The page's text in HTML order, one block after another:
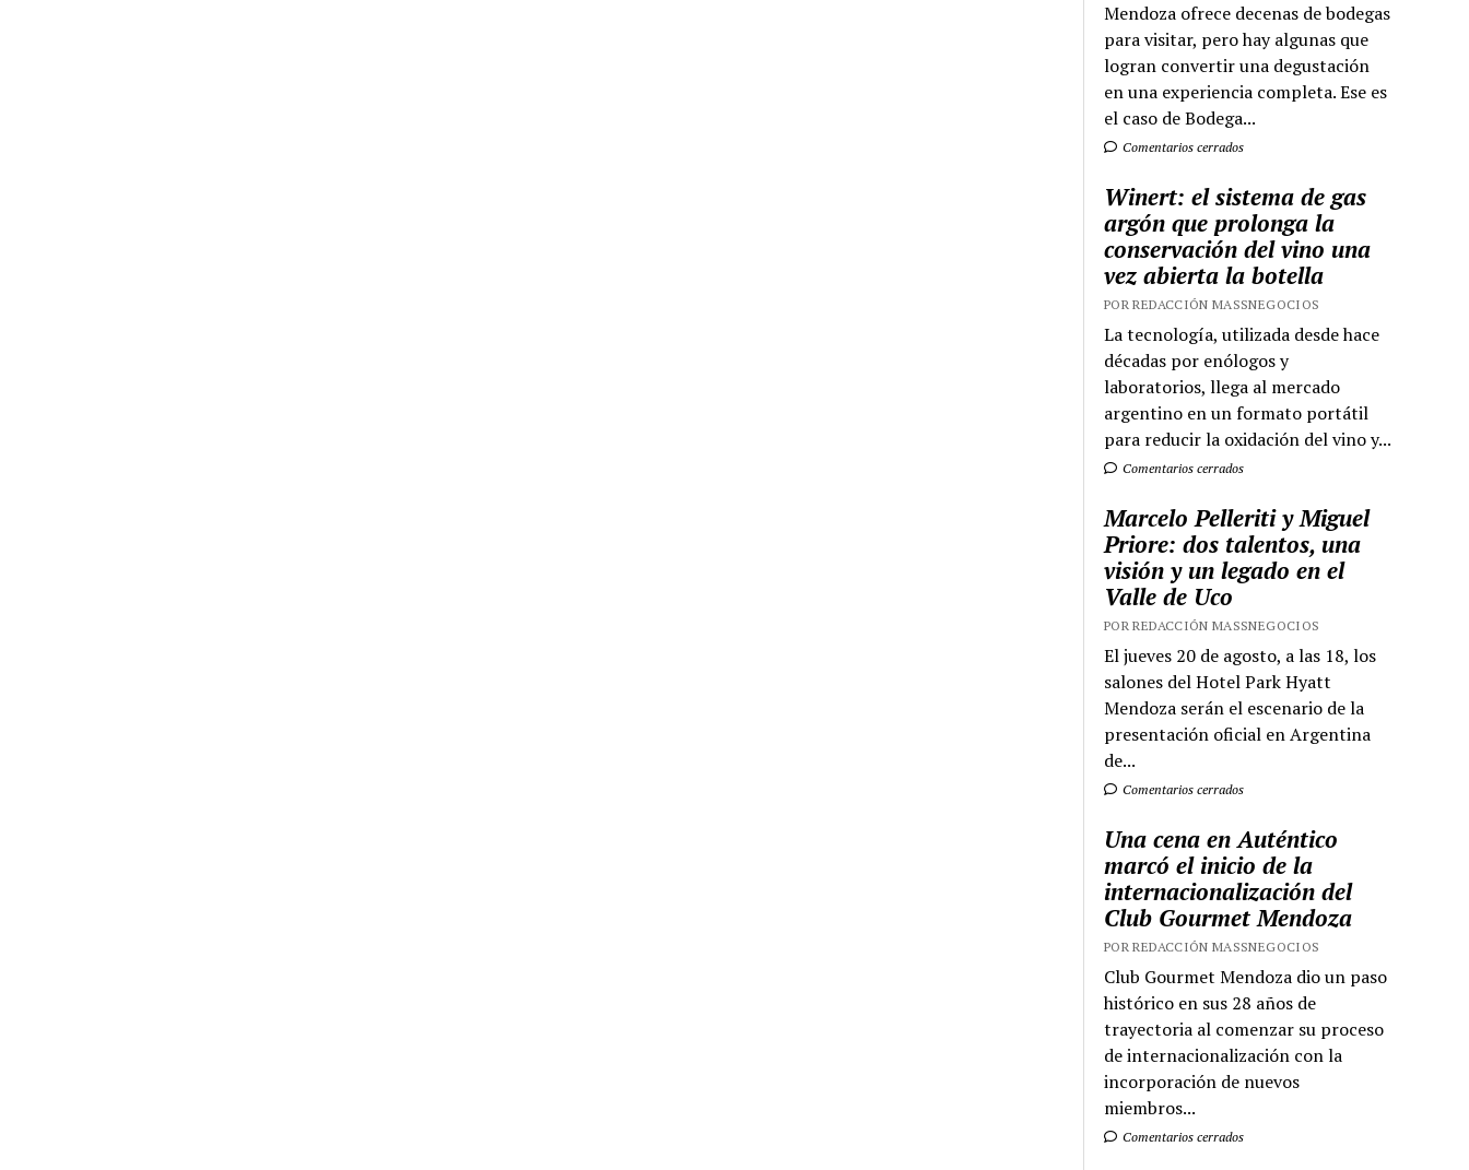
Mendoza ofrece decenas de bodegas
para visitar, pero hay algunas que
logran convertir una degustación
en una experiencia completa. Ese es
el caso de Bodega...
Comentarios cerrados
Winert: el sistema de gas
argón que prolonga la
conservación del vino una
vez abierta la botella
POR REDACCIÓN MASSNEGOCIOS
La tecnología, utilizada desde hace
décadas por enólogos y
laboratorios, llega al mercado
argentino en un formato portátil
para reducir la oxidación del vino y...
Comentarios cerrados
Marcelo Pelleriti y Miguel
Priore: dos talentos, una
visión y un legado en el
Valle de Uco
POR REDACCIÓN MASSNEGOCIOS
El jueves 20 de agosto, a las 18, los
salones del Hotel Park Hyatt
Mendoza serán el escenario de la
presentación oficial en Argentina
de...
Comentarios cerrados
Una cena en Auténtico
marcó el inicio de la
internacionalización del
Club Gourmet Mendoza
POR REDACCIÓN MASSNEGOCIOS
Club Gourmet Mendoza dio un paso
histórico en sus 28 años de
trayectoria al comenzar su proceso
de internacionalización con la
incorporación de nuevos
miembros...
Comentarios cerrados